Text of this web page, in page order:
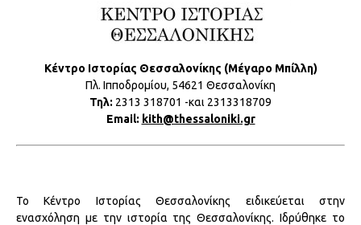
Κέντρο Ιστορίας Θεσσαλονίκης (Μέγαρο Μπίλλη)
Πλ. Ιπποδρομίου, 54621 Θεσσαλονίκη
Τηλ: 2313 318701 -και 2313318709
Email: kith@thessaloniki.gr
Το Κέντρο Ιστορίας Θεσσαλονίκης ειδικεύεται στην
ενασχόληση με την ιστορία της Θεσσαλονίκης. Ιδρύθηκε το